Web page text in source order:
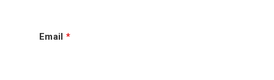
Email *